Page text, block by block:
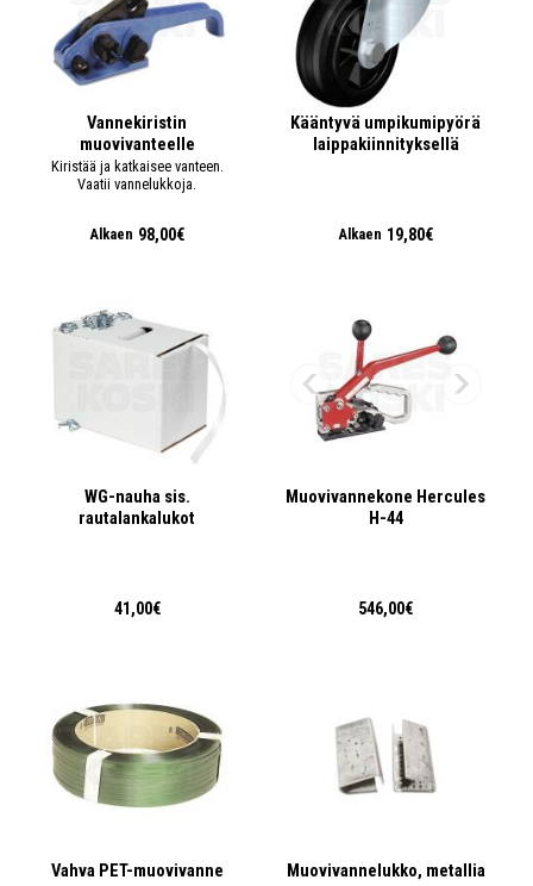
Vannekiristin
muovivanteelle
Kiristää ja katkaisee vanteen.
Vaatii vannelukkoja.
Alkaen 98,00€
Kääntyvä umpikumipyörä
laippakiinnityksellä
Alkaen 19,80€
WG-nauha sis.
rautalankalukot
41,00€
Muovivannekone Hercules
H-44
546,00€
Vahva PET-muovivanne Muovivannelukko, metallia